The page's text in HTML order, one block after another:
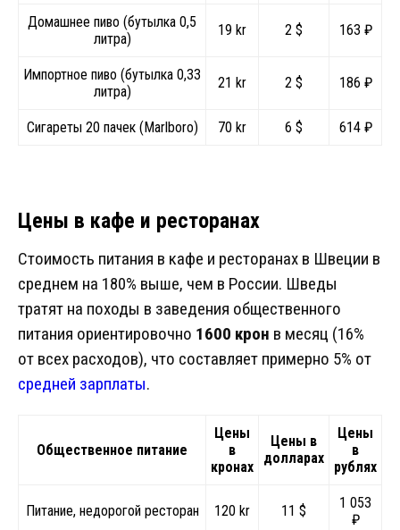
Домашнее пиво (бутылка 0,5
литра)
19 kr 2 $ 163 ₽
Импортное пиво (бутылка 0,33
литра)
21 kr 2 $ 186 ₽
Сигареты 20 пачек (Marlboro) 70 kr 6 $ 614 ₽
Цены в кафе и ресторанах
Стоимость питания в кафе и ресторанах в Швеции в
среднем на 180% выше, чем в России. Шведы
тратят на походы в заведения общественного
питания ориентировочно 1600 крон в месяц (16%
от всех расходов), что составляет примерно 5% от
средней зарплаты.
Общественное питание
Цены
в
кронах
Цены в
долларах
Цены
в
рублях
Питание, недорогой ресторан 120 kr 11 $
1 053
₽